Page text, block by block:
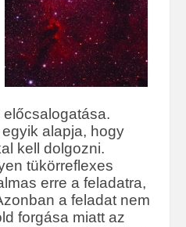
alapja, hogy
kell dolgozni.
tükörreflexes
erre a feladatra,
a feladat nem
forgása miatt az